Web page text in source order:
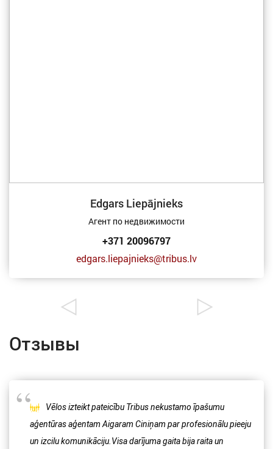
Edgars Liepājnieks
Агент по недвижимости
+371 20096797
edgars.liepajnieks@tribus.lv
Отзывы
Vēlos izteikt pateicību Tribus nekustamo īpašumu
aģentūras aģentam Aigaram Ciniņam par profesionālu pieeju
un izcilu komunikāciju.Visa darījuma gaita bija raita un